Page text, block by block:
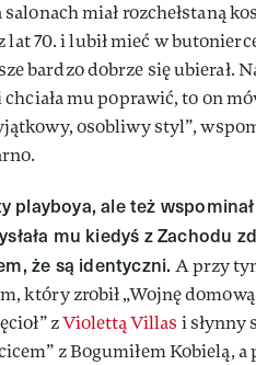
miał rozchełstaną
70. i lubił mieć w
bardzo dobrze się ubierał.
mu poprawić, to on
osobliwy styl”,
playboya, ale też
mu kiedyś z Zachodu
że są identyczni. A przy
który zrobił „Wojnę
zViolettą Villas i słynny
z Bogumiłem Kobielą, a